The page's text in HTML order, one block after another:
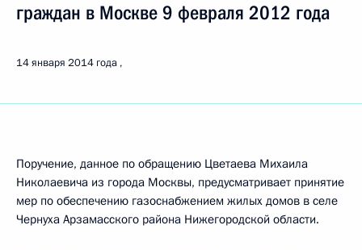
граждан в Москве 9 февраля 2012 года
14 января 2014 года
Поручение, данное по обращению Цветаева Михаила
Николаевича из города Москвы, предусматривает принятие
мер по обеспечению газоснабжением жилых домов в селе
Чернуха Арзамасского района Нижегородской области.